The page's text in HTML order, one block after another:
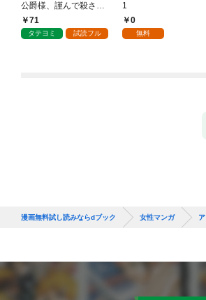
公爵様、謹んで殺させ
ていただきます！
71
タテヨミ 試読フル
1
0
無料
漫画無料試し読みならdブック 女性マンガ